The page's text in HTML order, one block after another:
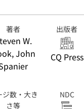
著者
W.
John
出版者
CQ Press
ジ数・大き
さ等
NDC